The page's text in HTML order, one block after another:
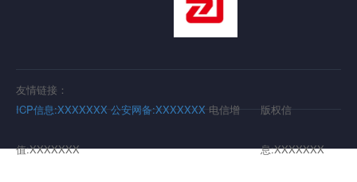
友情链接：
ICP信息:XXXXXXX 公安网备:XXXXXXX 电信增
值:XXXXXXX
版权信
息:XXXXXXX